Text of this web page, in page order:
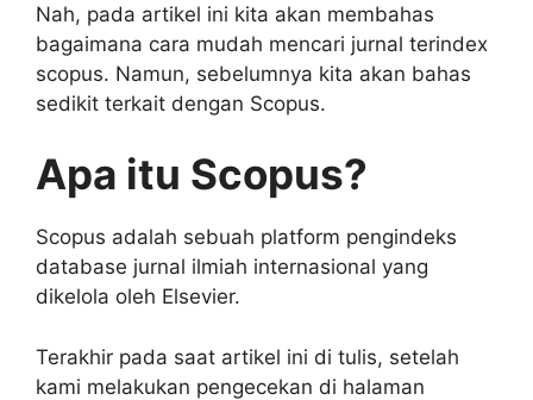
Nah, pada artikel ini kita akan membahas
bagaimana cara mudah mencari jurnal terindex
scopus. Namun, sebelumnya kita akan bahas
sedikit terkait dengan Scopus.
Apa itu Scopus?
Scopus adalah sebuah platform pengindeks
database jurnal ilmiah internasional yang
dikelola oleh Elsevier.
Terakhir pada saat artikel ini di tulis, setelah
kami melakukan pengecekan di halaman